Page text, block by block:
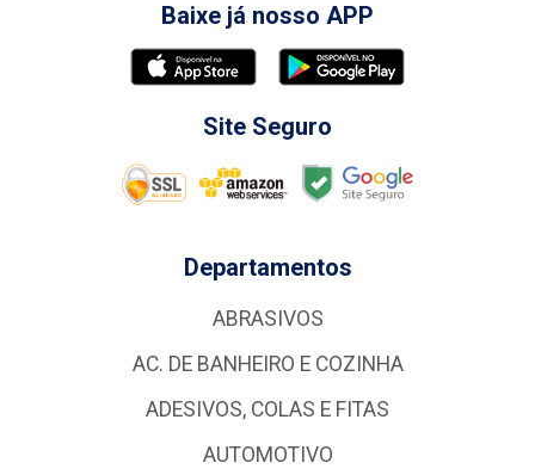
Baixe já nosso APP
Site Seguro
Departamentos
ABRASIVOS
AC. DE BANHEIRO E COZINHA
ADESIVOS, COLAS E FITAS
AUTOMOTIVO